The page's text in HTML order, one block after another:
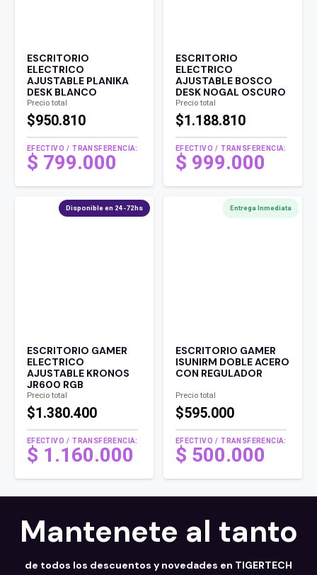
ESCRITORIO
ELECTRICO
AJUSTABLE PLANIKA
DESK BLANCO
Precio total
$950.810
EFECTIVO / TRANSFERENCIA:
$ 799.000
ESCRITORIO
ELECTRICO
AJUSTABLE BOSCO
DESK NOGAL OSCURO
Precio total
$1.188.810
EFECTIVO / TRANSFERENCIA:
$ 999.000
Disponible en 24-72hs
ESCRITORIO GAMER
ELECTRICO
AJUSTABLE KRONOS
JR600 RGB
Precio total
$1.380.400
EFECTIVO / TRANSFERENCIA:
$ 1.160.000
Entrega Inmediata
ESCRITORIO GAMER
ISUNIRM DOBLE ACERO
CON REGULADOR
Precio total
$595.000
EFECTIVO / TRANSFERENCIA:
$ 500.000
Mantenete al tanto
de todos los descuentos y novedades en TIGERTECH